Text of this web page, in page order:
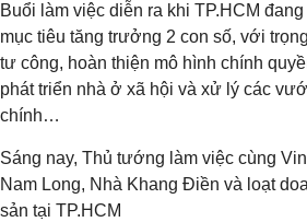
Buổi làm việc diễn ra khi TP.HCM
mục tiêu tăng trưởng 2 con số, với
tư công, hoàn thiện mô hình chính
phát triển nhà ở xã hội và xử lý các
chính…
Sáng nay, Thủ tướng làm việc cùng
Nam Long, Nhà Khang Điền và loạt
sản tại TP.HCM